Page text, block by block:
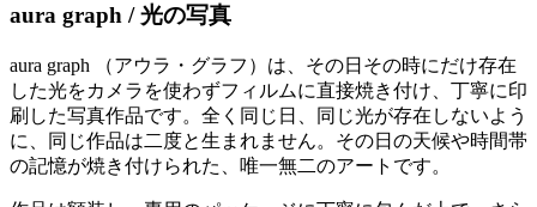
aura graph / 光の写真
aura graph （アウラ・グラフ）は、その日その時にだけ存在
した光をカメラを使わずフィルムに直接焼き付け、丁寧に印
刷した写真作品です。全く同じ日、同じ光が存在しないよう
に、同じ作品は二度と生まれません。その日の天候や時間帯
の記憶が焼き付けられた、唯一無二のアートです。